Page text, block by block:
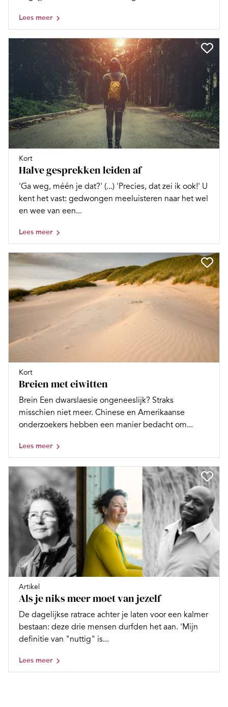
Lees meer
Kort
Halve gesprekken leiden af
'Ga weg, méén je dat?' (...) 'Precies, dat zei ik ook!' U
kent het vast: gedwongen meeluisteren naar het wel
en wee van een...
Lees meer
Kort
Breien met eiwitten
Brein Een dwarslaesie ongeneeslijk? Straks
misschien niet meer. Chinese en Amerikaanse
onderzoekers hebben een manier bedacht om...
Lees meer
Artikel
Als je niks meer moet van jezelf
De dagelijkse ratrace achter je laten voor een kalmer
bestaan: deze drie mensen durfden het aan. 'Mijn
definitie van "nuttig" is...
Lees meer